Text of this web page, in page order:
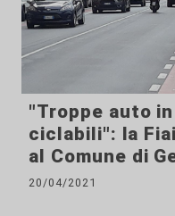
"Troppe auto
ciclabili": la
al Comune di
20/04/2021